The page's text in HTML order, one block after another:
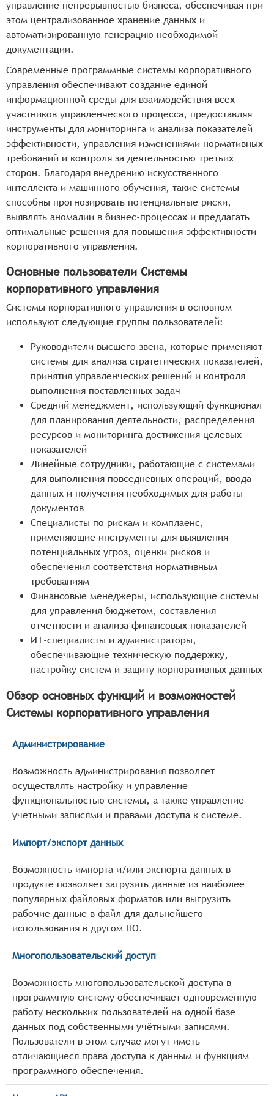
управление непрерывностью бизнеса, обеспечивая при
этом централизованное хранение данных и
автоматизированную генерацию необходимой
документации.
Современные программные системы корпоративного
управления обеспечивают создание единой
информационной среды для взаимодействия всех
участников управленческого процесса, предоставляя
инструменты для мониторинга и анализа показателей
эффективности, управления изменениями нормативных
требований и контроля за деятельностью третьих
сторон. Благодаря внедрению искусственного
интеллекта и машинного обучения, такие системы
способны прогнозировать потенциальные риски,
выявлять аномалии в бизнес-процессах и предлагать
оптимальные решения для повышения эффективности
корпоративного управления.
Основные пользователи Системы
корпоративного управления
Системы корпоративного управления в основном
используют следующие группы пользователей:
Руководители высшего звена, которые применяют
системы для анализа стратегических показателей,
принятия управленческих решений и контроля
выполнения поставленных задач
Средний менеджмент, использующий функционал
для планирования деятельности, распределения
ресурсов и мониторинга достижения целевых
показателей
Линейные сотрудники, работающие с системами
для выполнения повседневных операций, ввода
данных и получения необходимых для работы
документов
Специалисты по рискам и комплаенс,
применяющие инструменты для выявления
потенциальных угроз, оценки рисков и
обеспечения соответствия нормативным
требованиям
Финансовые менеджеры, использующие системы
для управления бюджетом, составления
отчетности и анализа финансовых показателей
ИТ-специалисты и администраторы,
обеспечивающие техническую поддержку,
настройку систем и защиту корпоративных данных
Обзор основных функций и возможностей
Системы корпоративного управления
Администрирование
Возможность администрирования позволяет
осуществлять настройку и управление
функциональностью системы, а также управление
учётными записями и правами доступа к системе.
Импорт/экспорт данных
Возможность импорта и/или экспорта данных в
продукте позволяет загрузить данные из наиболее
популярных файловых форматов или выгрузить
рабочие данные в файл для дальнейшего
использования в другом ПО.
Многопользовательский доступ
Возможность многопользовательской доступа в
программную систему обеспечивает одновременную
работу нескольких пользователей на одной базе
данных под собственными учётными записями.
Пользователи в этом случае могут иметь
отличающиеся права доступа к данным и функциям
программного обеспечения.